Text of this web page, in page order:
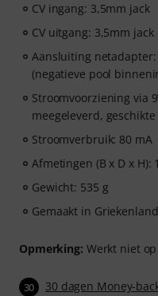
CV ingang: 3,5mm jack
CV uitgang: 3,5mm jack
Aansluiting
(negatieve pool
Stroomvoorziening via
meegeleverd,
Stroomverbruik: 80 mA
Afmetingen (B x D x H):
Gewicht: 535 g
Gemaakt in Griekenland
Opmerking: Werkt niet
30 30 dagen Money-